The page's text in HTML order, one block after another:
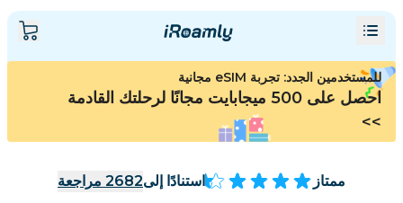
للمستخدمين الجدد: تجربة eSIM مجانية
احصل على 500 ميجابايت مجانًا لرحلتك القادمة
>>
ممتاز استنادًا إلى2682 مراجعة